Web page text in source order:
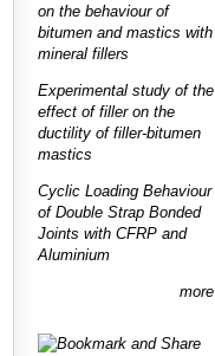
on the behaviour of
bitumen and mastics with
mineral fillers
Experimental study of the
effect of filler on the
ductility of filler-bitumen
mastics
Cyclic Loading Behaviour
of Double Strap Bonded
Joints with CFRP and
Aluminium
more